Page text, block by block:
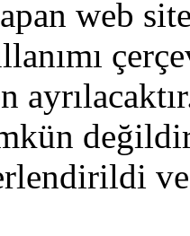
web
ayrılacaktır
ve